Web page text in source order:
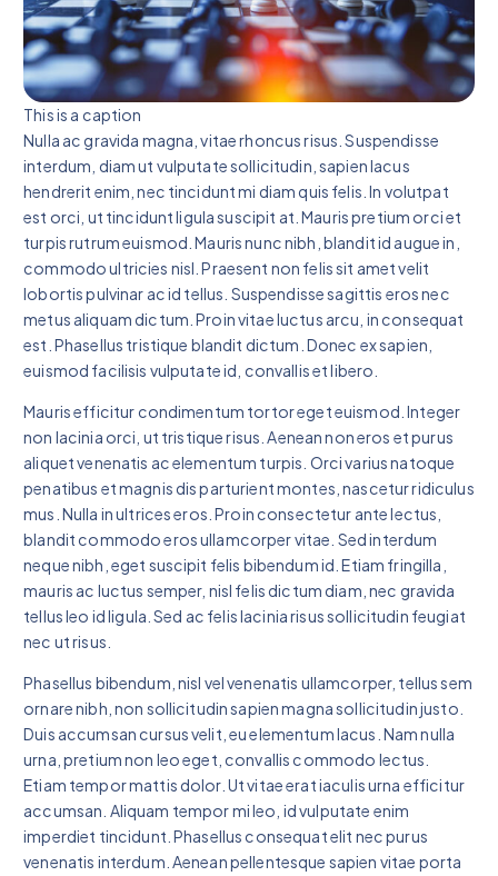
This is a caption
Nulla ac gravida magna, vitae rhoncus risus. Suspendisse
interdum, diam ut vulputate sollicitudin, sapien lacus
hendrerit enim, nec tincidunt mi diam quis felis. In volutpat
est orci, ut tincidunt ligula suscipit at. Mauris pretium orci et
turpis rutrum euismod. Mauris nunc nibh, blandit id augue in,
commodo ultricies nisl. Praesent non felis sit amet velit
lobortis pulvinar ac id tellus. Suspendisse sagittis eros nec
metus aliquam dictum. Proin vitae luctus arcu, in consequat
est. Phasellus tristique blandit dictum. Donec ex sapien,
euismod facilisis vulputate id, convallis et libero.
Mauris efficitur condimentum tortor eget euismod. Integer
non lacinia orci, ut tristique risus. Aenean non eros et purus
aliquet venenatis ac elementum turpis. Orci varius natoque
penatibus et magnis dis parturient montes, nascetur ridiculus
mus. Nulla in ultrices eros. Proin consectetur ante lectus,
blandit commodo eros ullamcorper vitae. Sed interdum
neque nibh, eget suscipit felis bibendum id. Etiam fringilla,
mauris ac luctus semper, nisl felis dictum diam, nec gravida
tellus leo id ligula. Sed ac felis lacinia risus sollicitudin feugiat
nec ut risus.
Phasellus bibendum, nisl vel venenatis ullamcorper, tellus sem
ornare nibh, non sollicitudin sapien magna sollicitudin justo.
Duis accumsan cursus velit, eu elementum lacus. Nam nulla
urna, pretium non leo eget, convallis commodo lectus.
Etiam tempor mattis dolor. Ut vitae erat iaculis urna efficitur
accumsan. Aliquam tempor mi leo, id vulputate enim
imperdiet tincidunt. Phasellus consequat elit nec purus
venenatis interdum. Aenean pellentesque sapien vitae porta